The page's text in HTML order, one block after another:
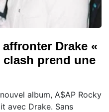
Drake «
clash prend une
album, A$AP Rocky
avec Drake. Sans